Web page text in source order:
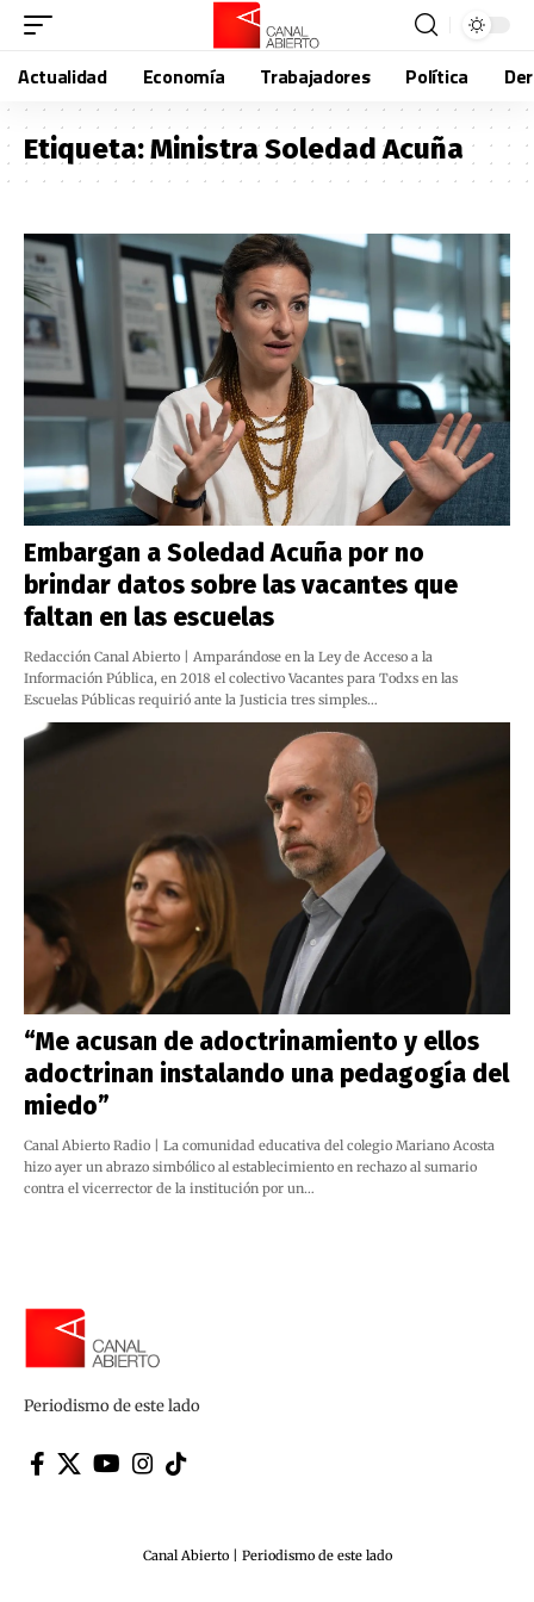
Actualidad Economía Trabajadores Política
Etiqueta:Ministra Soledad Acuña
Embargan a Soledad Acuña por no
brindar datos sobre las vacantes que
faltan en las escuelas
Redacción Canal Abierto | Amparándose en la Ley de Acceso a la
Información Pública, en 2018 el colectivo Vacantes para Todxs en las
Escuelas Públicas requirió ante la Justicia tres simples…
“Me acusan de adoctrinamiento y ellos
adoctrinan instalando una pedagogía del
miedo”
Canal Abierto Radio | La comunidad educativa del colegio Mariano Acosta
hizo ayer un abrazo simbólico al establecimiento en rechazo al sumario
contra el vicerrector de la institución por un…
Periodismo de este lado
Canal Abierto | Periodismo de este lado